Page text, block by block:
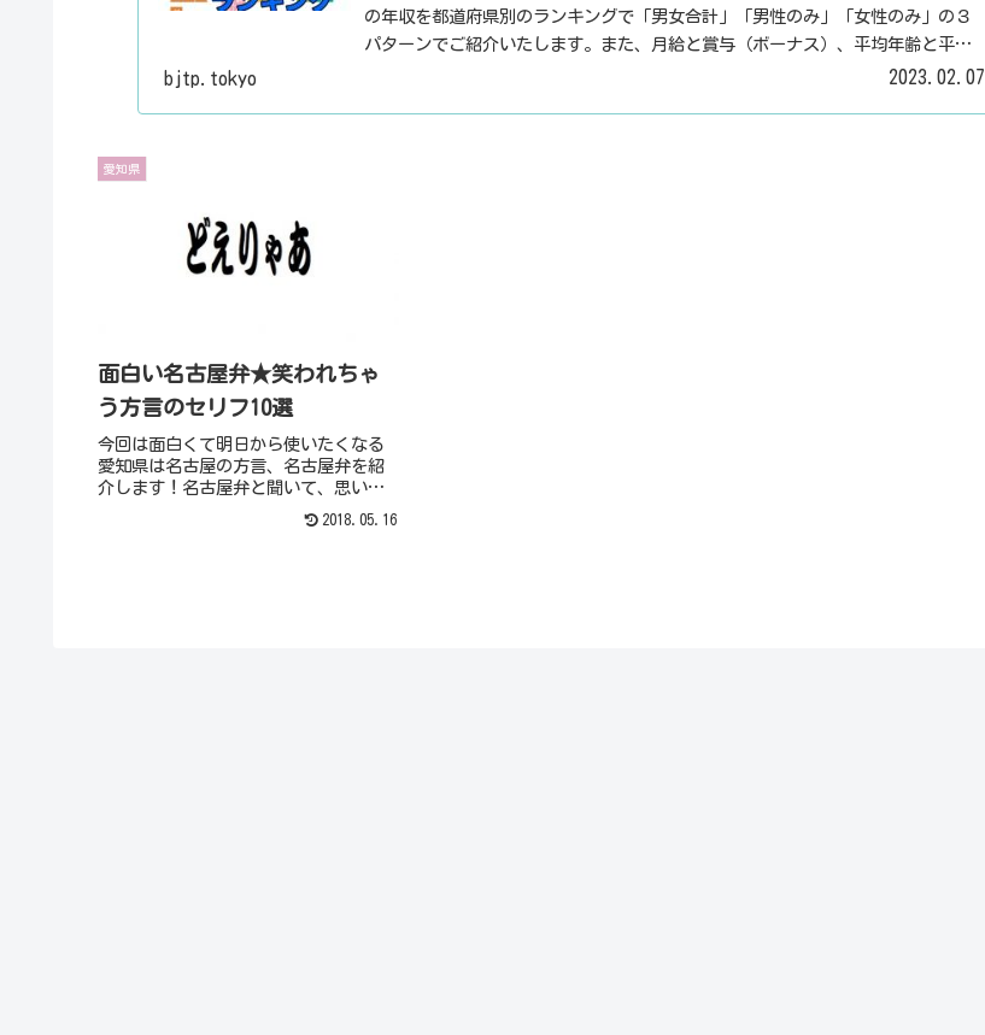
の年収を都道府県別のランキングで「男女合計」「男性のみ」「女性のみ」の３
パターンでご紹介いたします。また、月給と賞与（ボーナス）、平均年齢と平均
bjtp.tokyo 2023.02.07
愛知県
面白い名古屋弁★笑われちゃ
う方言のセリフ10選
今回は面白くて明日から使いたくなる
愛知県は名古屋の方言、名古屋弁を紹
介します！名古屋弁と聞いて、思い浮
りゃー」でしょう！実はこれだけじゃ
2018.05.16